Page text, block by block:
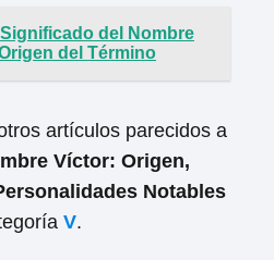
Significado del Nombre
del Término
artículos parecidos a
Víctor: Origen,
Notables
V.